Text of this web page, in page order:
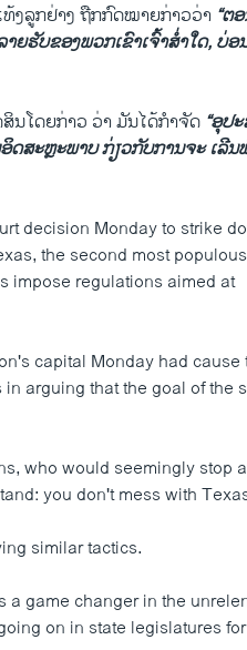
ງລູກຢ່າງ ຖືກກົດໝາຍກ່າວວ່າ “ຕ
ຍຮັບຂອງພວກເຂົາເຈົ້າສ່ຳໃດ, ບ່
ນໂດຍກ່າວ ວ່າ ມັນໄດ້ກຳຈັດ “ອຸປ
ດສະຫຼະພາບ ກ່ຽວກັບການຈະ ເລີ
decision Monday to strike
the second most
impose regulations aimed at
capital Monday had cause
arguing that the goal of the
who would seemingly stop
you don't mess with
similar tactics.
game changer in the
on in state legislatures